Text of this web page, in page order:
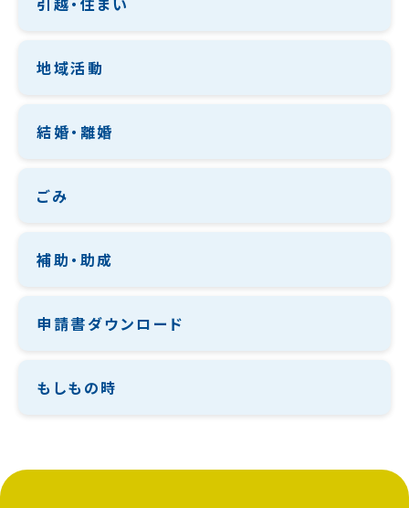
地域活動
結婚・離婚
ごみ
補助・助成
申請書ダウンロード
もしもの時